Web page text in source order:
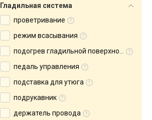
Гладильная система
проветривание
режим всасывания
подогрев гладильной поверхности
педаль управления
подставка для утюга
подрукавник
держатель провода